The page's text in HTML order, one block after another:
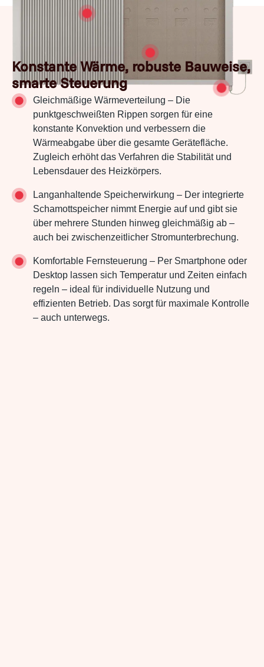
Konstante Wärme, robuste Bauweise,
smarte Steuerung
Gleichmäßige Wärmeverteilung – Die
punktgeschweißten Rippen sorgen für eine
konstante Konvektion und verbessern die
Wärmeabgabe über die gesamte Gerätefläche.
Zugleich erhöht das Verfahren die Stabilität und
Lebensdauer des Heizkörpers.
Langanhaltende Speicherwirkung – Der integrierte
Schamottspeicher nimmt Energie auf und gibt sie
über mehrere Stunden hinweg gleichmäßig ab –
auch bei zwischenzeitlicher Stromunterbrechung.
Komfortable Fernsteuerung – Per Smartphone oder
Desktop lassen sich Temperatur und Zeiten einfach
regeln – ideal für individuelle Nutzung und
effizienten Betrieb. Das sorgt für maximale Kontrolle
– auch unterwegs.